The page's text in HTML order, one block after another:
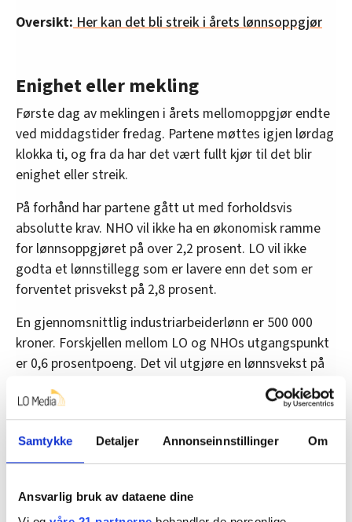
Samtykke Detaljer Annonseinnstillinger Om
Ansvarlig bruk av dataene dine
Oversikt: Her kan det bli streik i årets lønnsoppgjør
Enighet eller mekling
Første dag av meklingen i årets mellomoppgjør endte
ved middagstider fredag. Partene møttes igjen lørdag
klokka ti, og fra da har det vært fullt kjør til det blir
enighet eller streik.
På forhånd har partene gått ut med forholdsvis
absolutte krav. NHO vil ikke ha en økonomisk ramme
for lønnsoppgjøret på over 2,2 prosent. LO vil ikke
godta et lønnstillegg som er lavere enn det som er
forventet prisvekst på 2,8 prosent.
En gjennomsnittlig industriarbeiderlønn er 500 000
kroner. Forskjellen mellom LO og NHOs utgangspunkt
er 0,6 prosentpoeng. Det vil utgjøre en lønnsvekst på
3000 kroner, eller mellom 1,50 kroner og to kroner
timen.
Lavlønnstillegget
LO sa klart i fra at det må gis et lavlønnstillegg. De
siste seks oppgjørene har lavlønnstillegget variert